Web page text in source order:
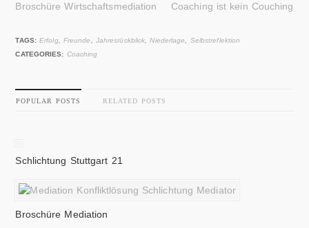
Broschüre Wirtschaftsmediation Coaching ist kein Couching
TAGS: Erfolg, Freunde Jahresrückblick ,Niederlage
Selbstreflektion
CATEGORIES: Coaching
POPULAR POSTS RELATED POSTS
Schlichtung Stuttgart 21
Broschüre Mediation